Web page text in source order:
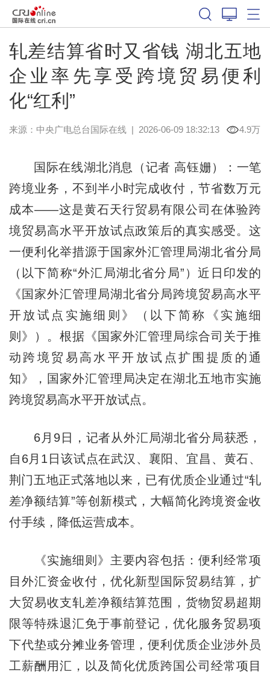
轧差结算省时又省钱 湖北五地
企业率先享受跨境贸易便利
化“红利”
来源：中央广电总台国际在线| 2026-06-09 18:32:13 4.9万
国际在线湖北消息（记者 高钰姗）：一笔
跨境业务，不到半小时完成收付，节省数万元
成本——这是黄石天行贸易有限公司在体验跨
境贸易高水平开放试点政策后的真实感受。这
一便利化举措源于国家外汇管理局湖北省分局
（以下简称“外汇局湖北省分局”）近日印发的
《国家外汇管理局湖北省分局跨境贸易高水平
开放试点实施细则》（以下简称《实施细
则》）。根据《国家外汇管理局综合司关于推
动跨境贸易高水平开放试点扩围提质的通
知》，国家外汇管理局决定在湖北五地市实施
跨境贸易高水平开放试点。
6月9日，记者从外汇局湖北省分局获悉，
自6月1日该试点在武汉、襄阳、宜昌、黄石、
荆门五地正式落地以来，已有优质企业通过“轧
差净额结算”等创新模式，大幅简化跨境资金收
付手续，降低运营成本。
《实施细则》主要内容包括：便利经常项
目外汇资金收付，优化新型国际贸易结算，扩
大贸易收支轧差净额结算范围，货物贸易超期
限等特殊退汇免于事前登记，优化服务贸易项
下代垫或分摊业务管理，便利优质企业涉外员
工薪酬用汇，以及简化优质跨国公司经常项目